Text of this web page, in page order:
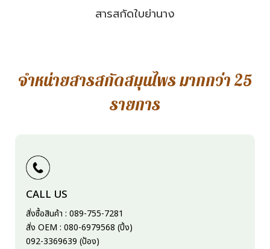
สารสกัดใบย่านาง
จำหน่ายสารสกัดสมุนไพร มากกว่า 25
รายการ
CALL US
สั่งซื้อสินค้า : 089-755-7281
สั่ง OEM : 080-6979568 (ปิ้ง)
092-3369639 (ป้อง)